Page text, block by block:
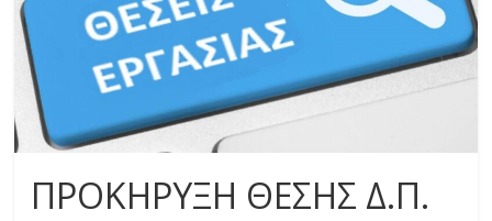
Ακαδημία
Αθηνών
ΠΡΟΚΗΡΥΞΗ ΘΕΣΗΣ Δ.Π.